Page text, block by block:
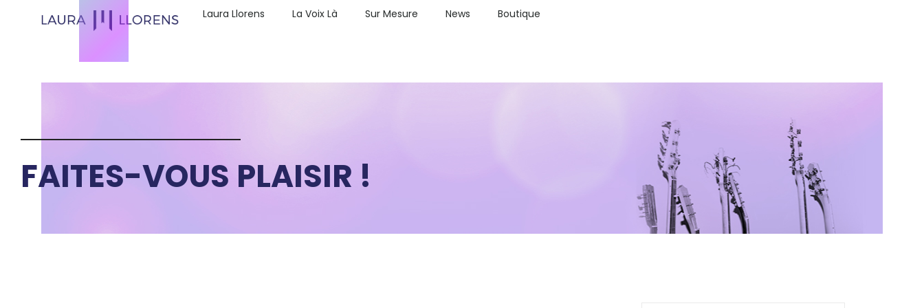
Laura Llorens La Voix Là Sur Mesure News Boutique
FAITES-VOUS PLAISIR !